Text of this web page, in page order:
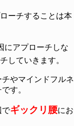
ーチすることは本
にアプローチしな
していきます。
やマインドフルネ
す。
でギックリ腰にお